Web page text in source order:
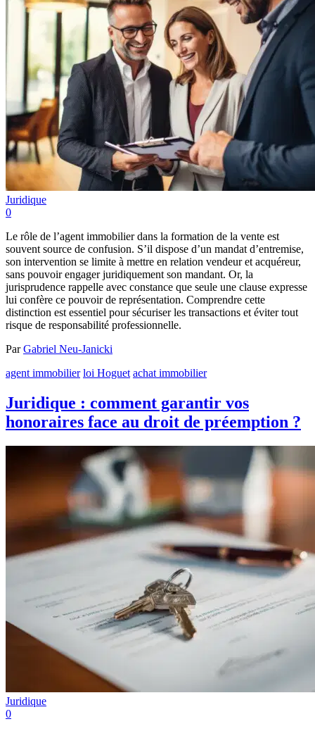
Juridique
0
Le rôle de l’agent immobilier dans la formation de la vente est
souvent source de confusion. S’il dispose d’un mandat d’entremise,
son intervention se limite à mettre en relation vendeur et acquéreur,
sans pouvoir engager juridiquement son mandant. Or, la
jurisprudence rappelle avec constance que seule une clause expresse
lui confère ce pouvoir de représentation. Comprendre cette
distinction est essentiel pour sécuriser les transactions et éviter tout
risque de responsabilité professionnelle.
ParGabriel Neu-Janicki
agent immobilier loi Hoguet achat immobilier
Juridique : comment garantir vos
honoraires face au droit de préemption ?
Juridique
0